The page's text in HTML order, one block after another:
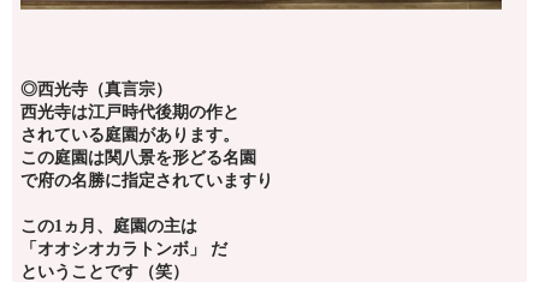
◎西光寺（真言宗）
西光寺は江戸時代後期の作と
されている庭園があります。
この庭園は関八景を形どる名園
で府の名勝に指定されていますり
この1ヵ月、庭園の主は
「オオシオカラトンボ」 だ
ということです（笑）